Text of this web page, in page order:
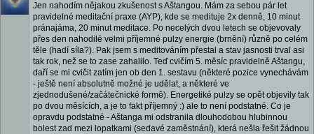
Jen nahodím nějakou zkušenost s Aštangou. Mám za sebou pár let
pravidelné meditační praxe (AYP), kde se medituje 2x denně, 10 minut
pránajáma, 20 minut meditace. Po necelých dvou letech se objevovaly
přes den nahodilé velmi příjemné pulzy energie (brnění) různě po celém
těle (hadí síla?). Pak jsem s meditováním přestal a stav jasnosti trval asi
tak rok, než se to zase zahalilo. Teď cvičím 5. měsíc pravidelně Aštangu,
daří se mi cvičit zatím jen ob den 1. sestavu (některé pozice vynechávám
- ještě není absolutně možné je udělat, a některé ve
zjednodušené/začátečnické formě). Energetiké pulzy se opět objevily tak
po dvou měsících, a je to fakt příjemný :) ale to není podstatné. Co je
opravdu podstatné - Aštanga mi odstranila dlouhodobou hlubinnou
bolest zad mezi lopatkami (sedavé zaměstnání), která nešla řešit žádnou